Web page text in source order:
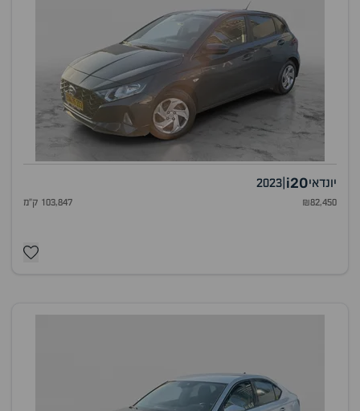
יונדאיi20
2023
₪82,450 103,847 ק"מ